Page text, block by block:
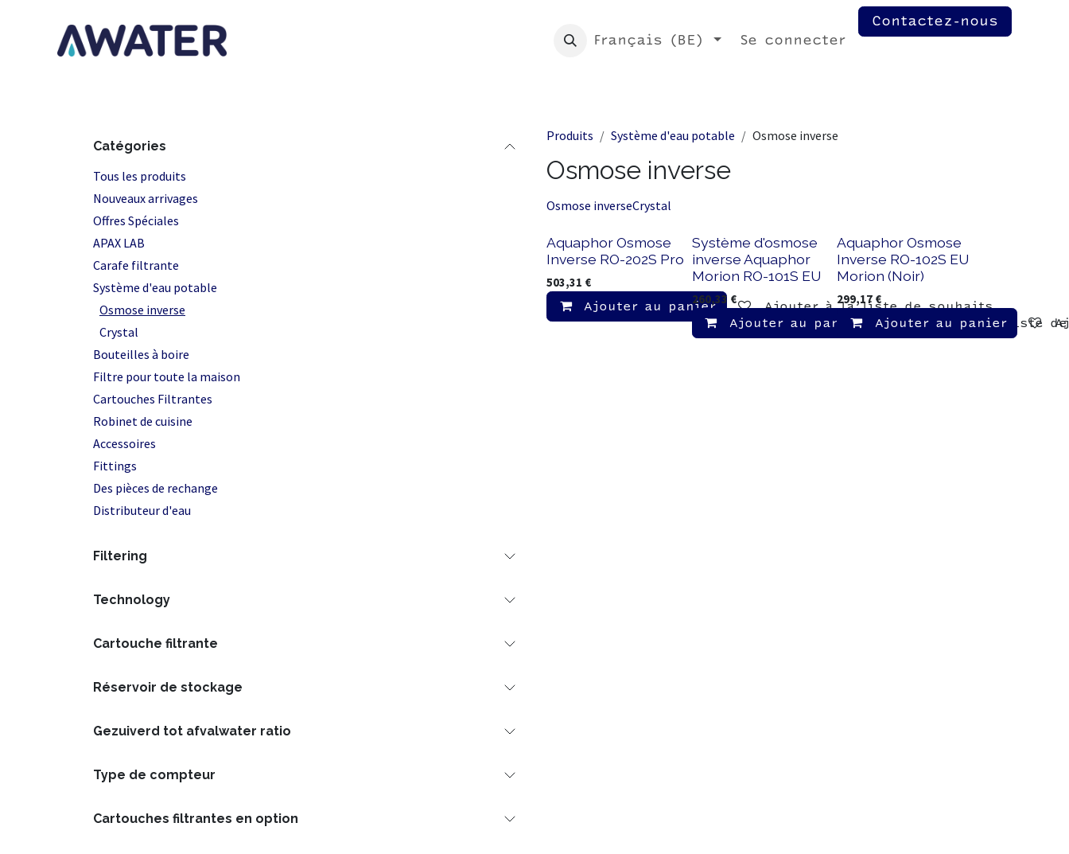
Mon Morion Français (BE) Se connecter
Contactez-nous
Catégories
Tous les produits
Nouveaux arrivages
Offres Spéciales
APAX LAB
Carafe filtrante
Système d'eau potable
Osmose inverse
Crystal
Bouteilles à boire
Filtre pour toute la maison
Cartouches Filtrantes
Robinet de cuisine
Accessoires
Fittings
Des pièces de rechange
Distributeur d'eau
Filtering
Technology
Cartouche filtrante
Réservoir de stockage
Gezuiverd tot afvalwater ratio
Type de compteur
Cartouches filtrantes en option
Produits Système d'eau potable Osmose inverse
Osmose inverse
Osmose inverseCrystal
Nouveau !
Aquaphor Osmose
Inverse RO-202S Pro
503,31 €
Ajouter au panier Ajouter à la liste de souhaits
Système d'osmose
inverse Aquaphor
Morion RO-101S EU
260,33 €
Ajouter au panier Ajouter à la liste de
Aquaphor Osmose
Inverse RO-102S EU
Morion (Noir)
299,17 €
Ajouter au panier